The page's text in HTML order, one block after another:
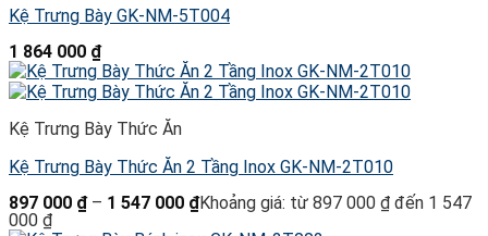
Kệ Trưng Bày GK-NM-5T004
1 864 000 ₫
Kệ Trưng Bày Thức Ăn
Kệ Trưng Bày Thức Ăn 2 Tầng Inox GK-NM-2T010
897 000 ₫ – 1 547 000 ₫Khoảng giá: từ 897 000 ₫ đến 1 547
000 ₫